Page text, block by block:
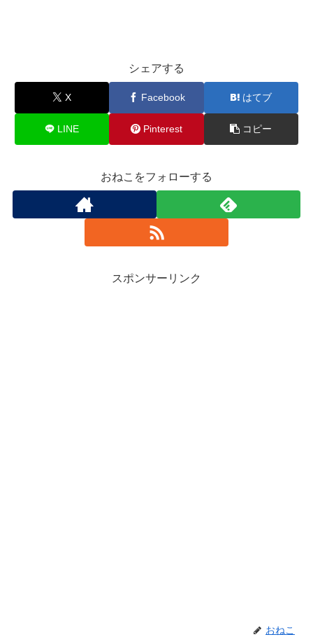
シェアする
X Facebook はてブ
LINE Pinterest コピー
おねこをフォローする
スポンサーリンク
おねこ